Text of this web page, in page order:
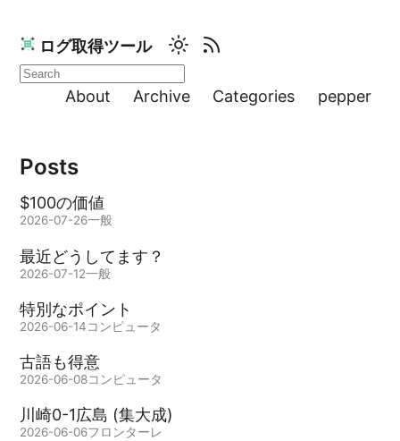
ログ取得ツール
About Archive Categories pepper
Posts
$100の価値
2026-07-26一般
最近どうしてます？
2026-07-12一般
特別なポイント
2026-06-14コンピュータ
古語も得意
2026-06-08コンピュータ
川崎0-1広島 (集大成)
2026-06-06フロンターレ